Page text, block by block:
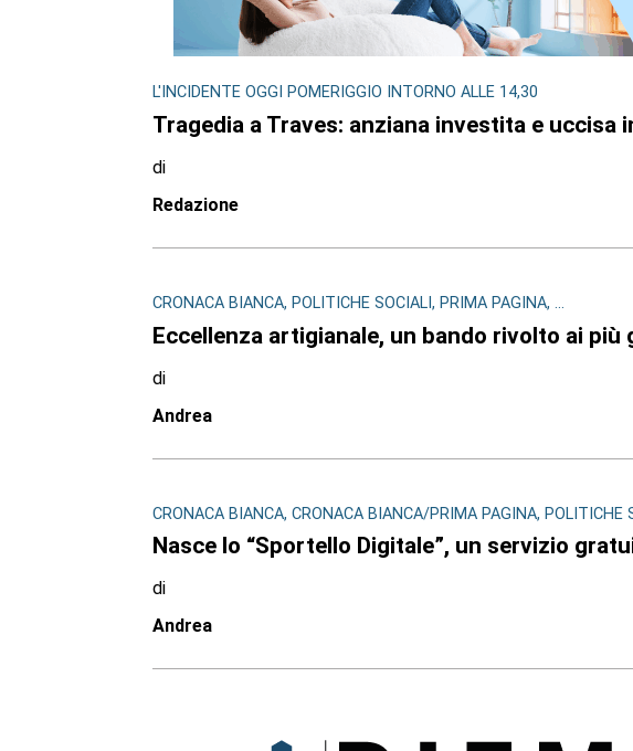
L'INCIDENTE OGGI POMERIGGIO INTORNO ALLE 14,30
Tragedia a Traves: anziana investita e uccisa
di
Redazione
CRONACA BIANCA, POLITICHE SOCIALI, PRIMA PAGINA, ...
Eccellenza artigianale, un bando rivolto ai più
di
Andrea
CRONACA BIANCA, CRONACA BIANCA/PRIMA PAGINA, POLITICHE
Nasce lo “Sportello Digitale”, un servizio
di
Andrea